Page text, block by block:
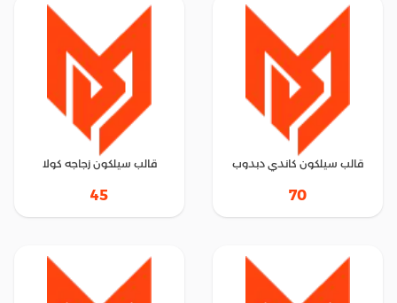
قالب سيلكون كاندي دبدوب
70
قالب سيلكون زجاجه كولا
45